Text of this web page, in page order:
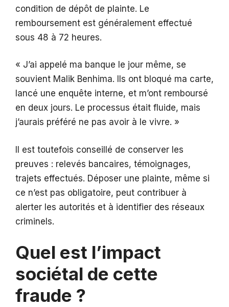
condition de dépôt de plainte. Le
remboursement est généralement effectué
sous 48 à 72 heures.
« J’ai appelé ma banque le jour même, se
souvient Malik Benhima. Ils ont bloqué ma carte,
lancé une enquête interne, et m’ont remboursé
en deux jours. Le processus était fluide, mais
j’aurais préféré ne pas avoir à le vivre. »
Il est toutefois conseillé de conserver les
preuves : relevés bancaires, témoignages,
trajets effectués. Déposer une plainte, même si
ce n’est pas obligatoire, peut contribuer à
alerter les autorités et à identifier des réseaux
criminels.
Quel est l’impact
sociétal de cette
fraude ?